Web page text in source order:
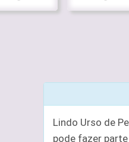
Lindo Urso de
pode fazer